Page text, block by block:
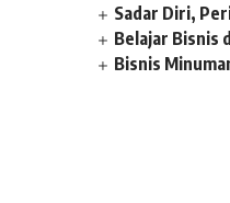
Sadar Diri,
Belajar Bisnis
Bisnis